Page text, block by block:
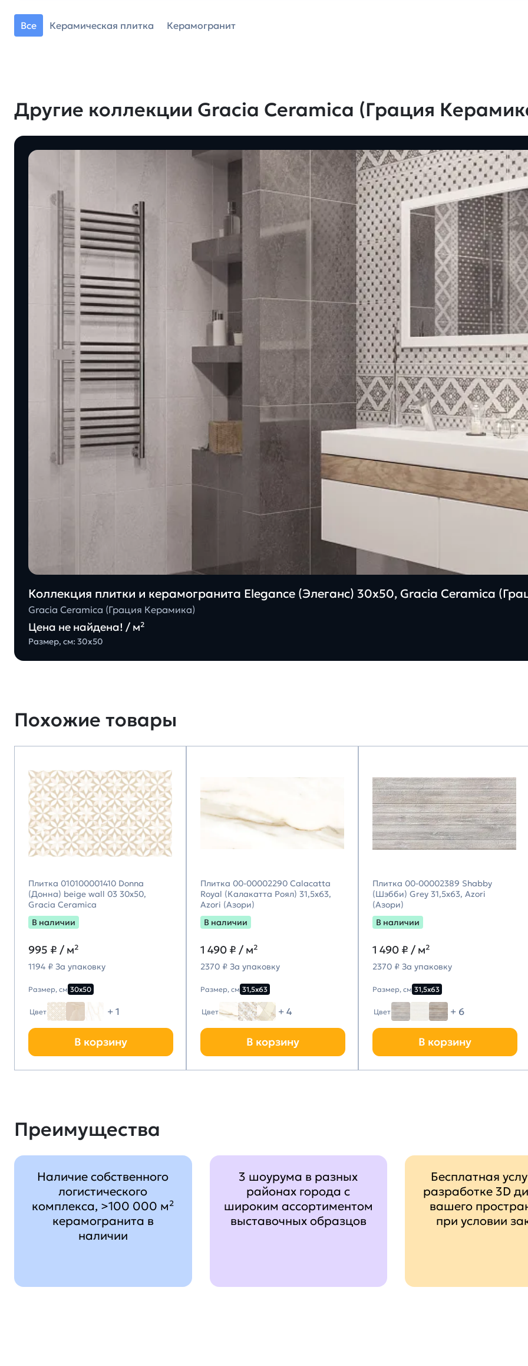
Все Керамическая плитка Керамогранит
Другие коллекции Gracia Ceramica (Грация
Коллекция плитки и керамогранита Elegance (Элеганс) 30х50, Gracia Ceramica
Gracia Ceramica (Грация Керамика)
Цена не найдена! / м²
Размер, см: 30х50
Похожие товары
Плитка 010100001410 Donna
(Донна) beige wall 03 30х50,
Gracia Ceramica
В наличии
995 ₽ / м²
1194 ₽ За упаковку
Размер, см 30х50
Цвет + 1
В корзину
Плитка 00-00002290 Calacatta
Royal (Калакатта Роял) 31,5х63,
Azori (Азори)
В наличии
1 490 ₽ / м²
2370 ₽ За упаковку
Размер, см 31,5х63
Цвет + 4
В корзину
Плитка 00-00002389 Shabby
(Шэбби) Grey 31,5х63, Azori
(Азори)
В наличии
1 490 ₽ / м²
2370 ₽ За упаковку
Размер, см 31,5х63
Цвет + 6
В корзину
Преимущества
Наличие собственного
логистического
комплекса, >100 000 м²
керамогранита в
наличии
3 шоурума в разных
районах города с
широким ассортиментом
выставочных образцов
Бесплатная
разработке 3D
вашего
при условии